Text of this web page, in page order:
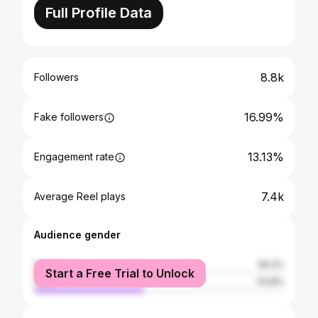
Full Profile Data
Followers 8.8k
Fake followers 16.99%
Engagement rate 13.13%
Average Reel plays 7.4k
Audience gender
female
male
Start a Free Trial to Unlock